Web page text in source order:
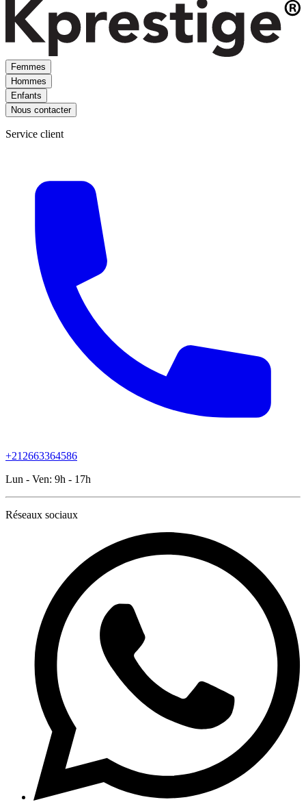
Femmes
Hommes
Enfants
Nous contacter
Service client
+212663364586
Lun - Ven: 9h - 17h
Réseaux sociaux